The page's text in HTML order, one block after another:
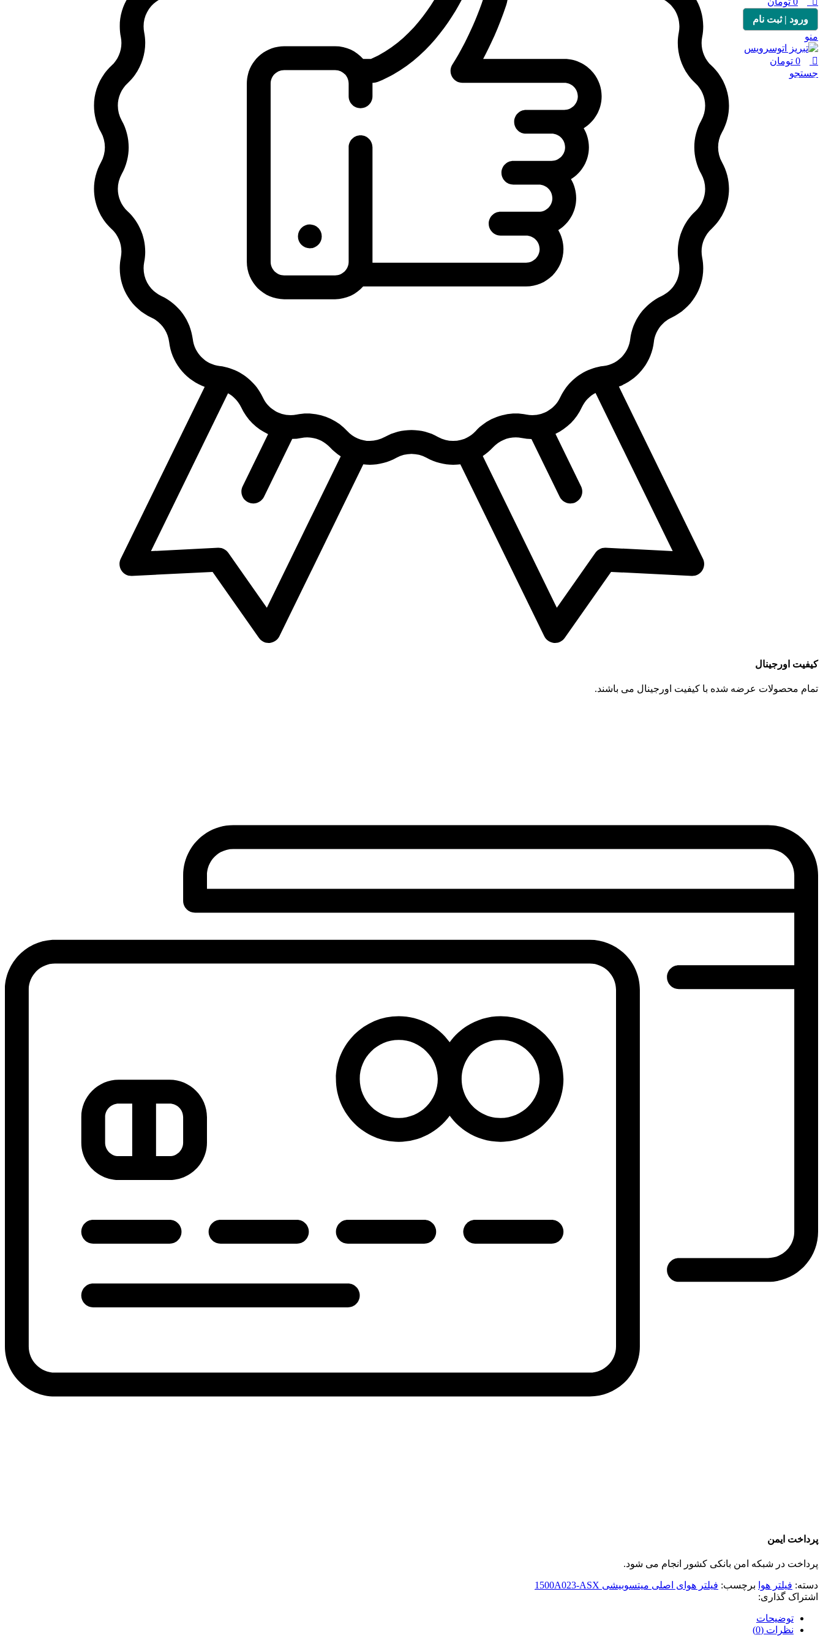
ورود | ثبت نام
منو
0 تومان
جستجو
کیفیت اورجینال
تمام محصولات عرضه شده با کیفیت اورجینال می باشند.
پرداخت ایمن
پرداخت در شبکه امن بانکی کشور انجام می شود.
دسته: فیلتر هوا برچسب: فیلتر هوای اصلی میتسوبیشی 1500A023-ASX
اشتراک گذاری:
توضیحات
نظرات (0)